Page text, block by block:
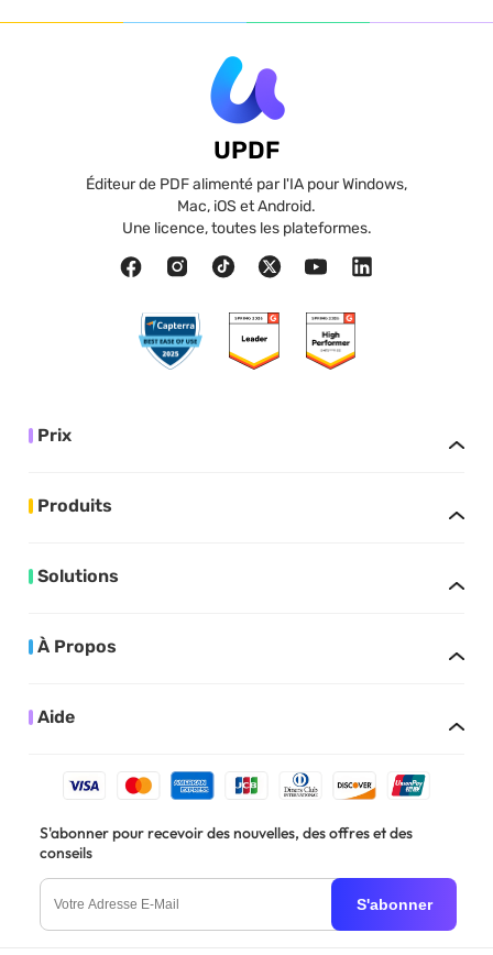
UPDF
Éditeur de PDF alimenté par l'IA pour Windows,
Mac, iOS et Android.
Une licence, toutes les plateformes.
Prix
Produits
Solutions
À Propos
Aide
S'abonner pour recevoir des nouvelles, des offres et des
conseils
S'abonner